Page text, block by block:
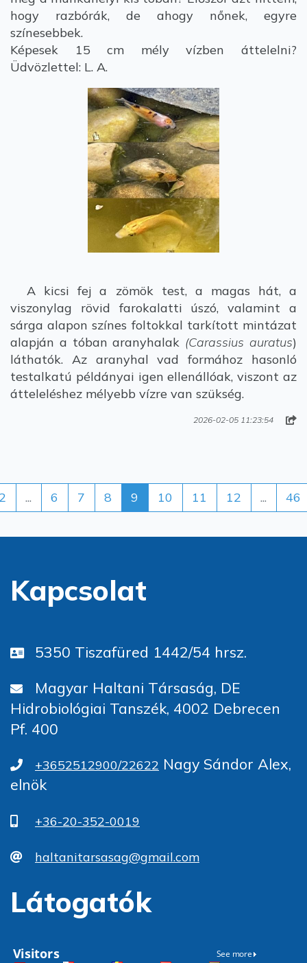
hogy razbórák, de ahogy nőnek, egyre
színesebbek.
Képesek 15 cm mély vízben áttelelni?
Üdvözlettel: L. A.
A kicsi fej a zömök test, a magas hát, a
viszonylag rövid farokalatti úszó, valamint a
sárga alapon színes foltokkal tarkított mintázat
alapján a tóban aranyhalak (Carassius auratus)
láthatók. Az aranyhal vad formához hasonló
testalkatú példányai igen ellenállóak, viszont az
átteleléshez mélyebb vízre van szükség.
2026-02-05 11:23:54
... 6 7 8 9 10 11 12 ... 46
Kapcsolat
5350 Tiszafüred 1442/54 hrsz.
Magyar Haltani Társaság, DE
Hidrobiológiai Tanszék, 4002 Debrecen
Pf. 400
+3652512900/22622 Nagy Sándor Alex,
elnök
+36-20-352-0019
haltanitarsasag@gmail.com
Látogatók